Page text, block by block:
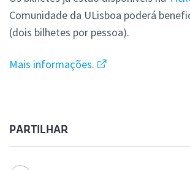
Comunidade da ULisboa poderá
(dois bilhetes por pessoa).
Mais informações.
PARTILHAR